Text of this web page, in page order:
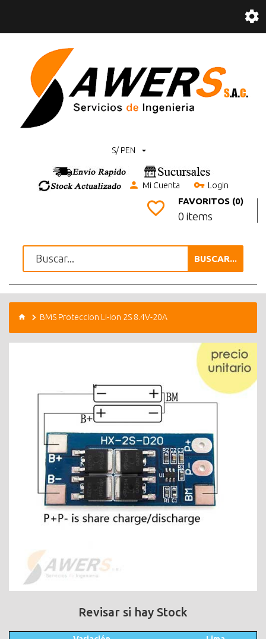
S/ PEN
Mi Cuenta Login
FAVORITOS (0)
0 items
BUSCAR...
BMS Proteccion Li-ion 2S 8.4V-20A
Revisar si hay Stock